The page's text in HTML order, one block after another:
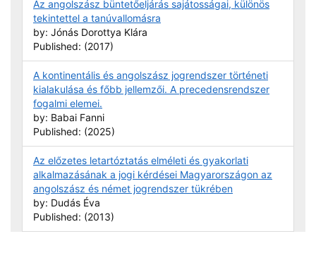
Az angolszász büntetőeljárás sajátosságai, különös
tekintettel a tanúvallomásra
by: Jónás Dorottya Klára
Published: (2017)
A kontinentális és angolszász jogrendszer történeti
kialakulása és főbb jellemzői. A precedensrendszer
fogalmi elemei.
by: Babai Fanni
Published: (2025)
Az előzetes letartóztatás elméleti és gyakorlati
alkalmazásának a jogi kérdései Magyarországon az
angolszász és német jogrendszer tükrében
by: Dudás Éva
Published: (2013)